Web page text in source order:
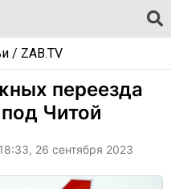
/ ZAB.TV
переезда
Читой
26 сентября 2023